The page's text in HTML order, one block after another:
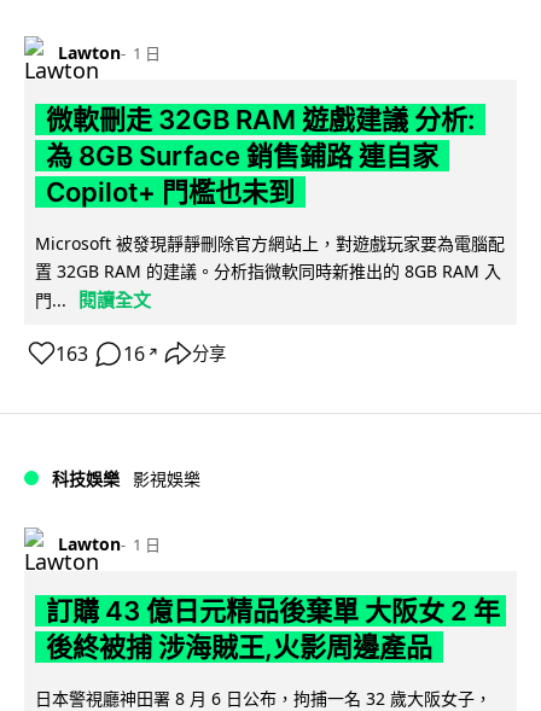
Lawton 1 日
微軟刪走 32GB RAM 遊戲建議 分析:
為 8GB Surface 銷售鋪路 連自家
Copilot+ 門檻也未到
Microsoft 被發現靜靜刪除官方網站上，對遊戲玩家要為電腦配
置 32GB RAM 的建議。分析指微軟同時新推出的 8GB RAM 入
門...
閱讀全文
163 16 ↗ 分享
科技娛樂 影視娛樂
Lawton 1 日
訂購 43 億日元精品後棄單 大阪女 2 年
後終被捕 涉海賊王,火影周邊產品
日本警視廳神田署 8 月 6 日公布，拘捕一名 32 歲大阪女子，